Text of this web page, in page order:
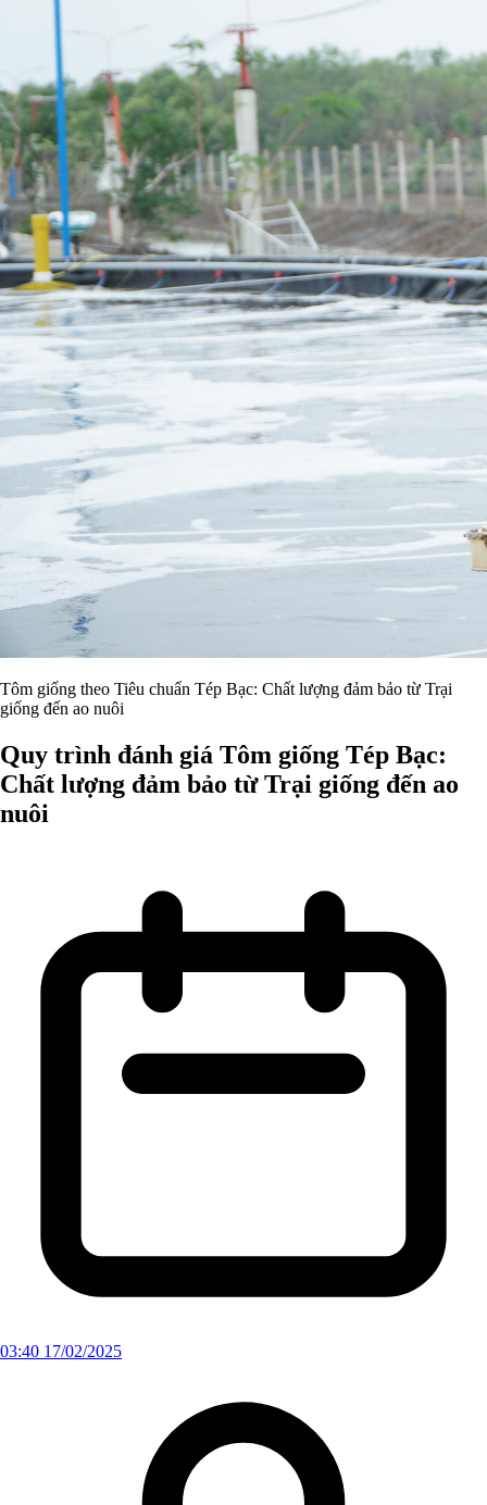
Tôm giống theo Tiêu chuẩn Tép Bạc: Chất lượng đảm bảo từ Trại
giống đến ao nuôi
Quy trình đánh giá Tôm giống Tép Bạc:
Chất lượng đảm bảo từ Trại giống đến ao
nuôi
03:40 17/02/2025